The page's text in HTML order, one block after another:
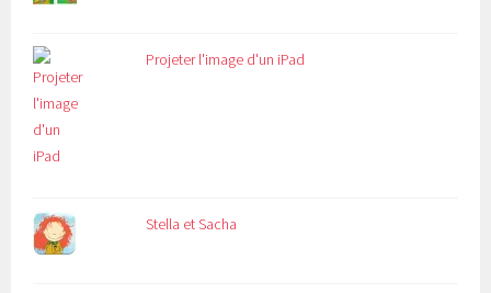
Projeter l'image d'un iPad
Stella et Sacha